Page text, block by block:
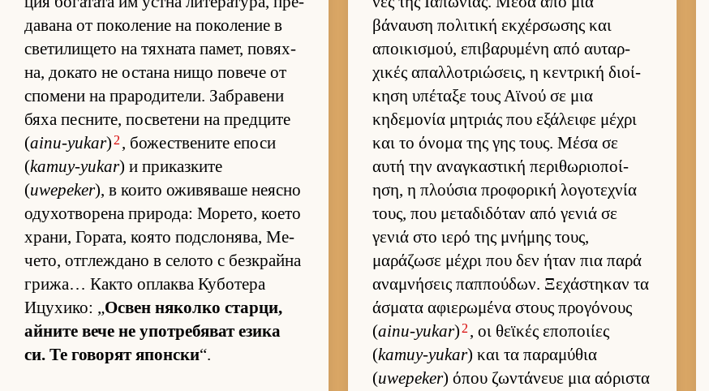
да­вана от по­ко­ле­ние на по­ко­ле­ние в
све­ти­ли­щето на тях­ната па­мет, по­вях­
на, до­като не ос­тана нищо по­вече от
спо­мени на пра­ро­ди­те­ли. Заб­ра­вени
бяха пес­ни­те, пос­ве­тени на пред­ците
(ainu-yukar) 2 , бо­жес­т­ве­ните епоси
(kamuy-yukar) и при­каз­ките
(uwepeker), в ко­ито ожи­вя­ваше не­ясно
оду­хот­во­рена при­ро­да: Мо­ре­то, ко­ето
хра­ни, Го­ра­та, ко­ято под­с­ло­ня­ва, Ме­
че­то, от­г­леж­дано в се­лото с без­к­райна
гри­жа… Както оп­лаква Ку­бо­тера
Ицу­хи­ко: „Ос­вен ня­колко стар­ци,
ай­ните вече не упот­ре­бя­ват езика
си. Те го­во­рят япон­ски“.
βάναυση πολιτική εκ­χέρ­σωσης και
αποι­κισμού, επιβαρυμένη από αυ­ταρ­
χικές απαλ­λοτριώσεις, η κεντρική διοί­
κηση υπέταξε τους Αϊνού σε μια
κηδεμονία μητριάς που εξάλειφε μέχρι
και το όνομα της γης τους. Μέσα σε
αυτή την αναγκαστική περιθωριο­ποί­
ηση, η πλού­σια προφορική λογοτεχνία
τους, που μεταδιδόταν από γενιά σε
γενιά στο ιερό της μνήμης τους,
μαράζωσε μέχρι που δεν ήταν πια παρά
αναμνήσεις παπ­πού­δων. Ξεχάστηκαν τα
άσματα αφιε­ρωμένα στους προγόνους
(ainu-yukar) 2 , οι θεϊκές εποποι­ίες
(kamuy-yukar) και τα παραμύθια
(uwepeker) όπου ζωντάνευε μια αόριστα